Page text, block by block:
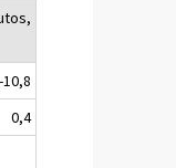
-10,8
0,4